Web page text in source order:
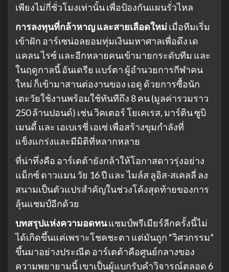
เพียงไม่กี่ชั่วโมงเท่านั้น เพื่อป้องกันแผนรั่วไหล
การลงทุนที่กล้าหาญ และสายเลือดใหม่เมื่อทีมเริ่ม
เข้าฝัก อาร์เซน่อลยอมทุ่มเงินมหาศาลเพื่อดึง เด
แคลน ไรซ์ และอีกหลายคนเข้ามายกระดับทีม และ
ในฤดูกาลนี้ อันเดรีย แบร์ตา ผู้อำนวยการกีฬาคน
ใหม่ ก็เข้ามาสานต่องานของ เอดู ด้วยการซื้อนัก
เตะวัยใช้งานพร้อมใช้ทันทีถึง 8 คน (มูลค่ารวมราว
250 ล้านปอนด์) เช่น วิคเตอร์ โยเคเรส, มาร์ติน ซูบิ
เมนดี้ และ เอเบเรชี่ เอเซ่ เพื่อสร้างขุมกำลังที่
แข็งแกร่งและมีมิติที่หลากหลาย
ที่น่าทึ่งคือ อาร์เตต้ายังกล้าให้โอกาสดาวรุ่งอย่าง
แม็กซ์ ดาวแมน วัย 16 ปี และ ไมล์ส ลูอิส-สเคลลี่ ลง
สนามเป็นตัวแปรสำคัญในช่วงโค้งสุดท้ายของการ
ลุ้นแชมป์อีกด้วย
บทสรุปแห่งความอดทนแชมป์พรีเมียร์ลีกครั้งนี้ไม่
ได้เกิดขึ้นแค่เพราะโชคชะตา แต่มันถูก “วิศวกรรม”
ขึ้นมาอย่างประณีต อาร์เตต้าคือศูนย์กลางของ
ความพยายามนี้ เขาเป็นผู้แบกรับคำวิจารณ์ตลอด 6